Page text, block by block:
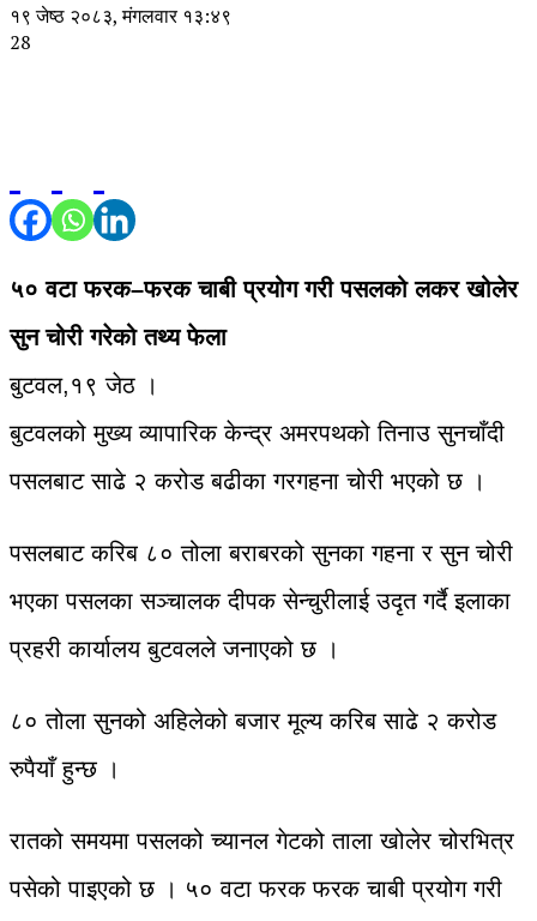
१९ जेष्ठ २०८३, मंगलवार १३:४९
28
५० वटा फरक–फरक चाबी प्रयोग गरी पसलको लकर खोलेर
सुन चोरी गरेको तथ्य फेला
बुटवल,१९ जेठ ।
बुटवलको मुख्य व्यापारिक केन्द्र अमरपथको तिनाउ सुनचाँदी
पसलबाट साढे २ करोड बढीका गरगहना चोरी भएको छ ।
पसलबाट करिब ८० तोला बराबरको सुनका गहना र सुन चोरी
भएका पसलका सञ्चालक दीपक सेन्चुरीलाई उदृत गर्दै इलाका
प्रहरी कार्यालय बुटवलले जनाएको छ ।
८० तोला सुनको अहिलेको बजार मूल्य करिब साढे २ करोड
रुपैयाँ हुन्छ ।
रातको समयमा पसलको च्यानल गेटको ताला खोलेर चोरभित्र
पसेको पाइएको छ । ५० वटा फरक फरक चाबी प्रयोग गरी